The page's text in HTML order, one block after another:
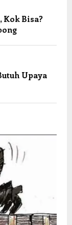
Bisa?
Upaya